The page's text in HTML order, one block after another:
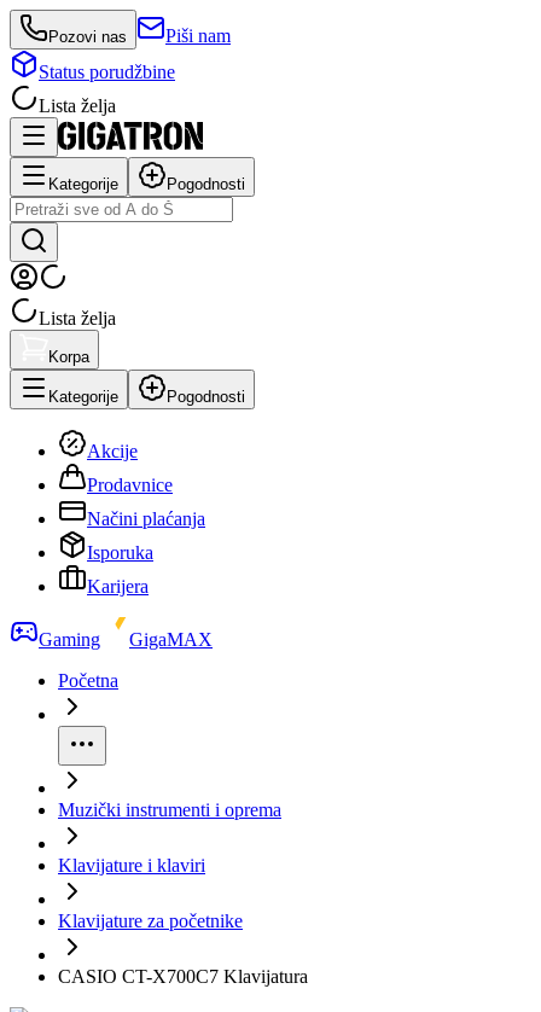
Pozovi nas
Piši nam
Status porudžbine
Lista želja
Kategorije Pogodnosti
Lista želja
Korpa
Kategorije Pogodnosti
Akcije
Prodavnice
Načini plaćanja
Isporuka
Karijera
Gaming
GigaMAX
Početna
Muzički instrumenti i oprema
Klavijature i klaviri
Klavijature za početnike
CASIO CT-X700C7 Klavijatura